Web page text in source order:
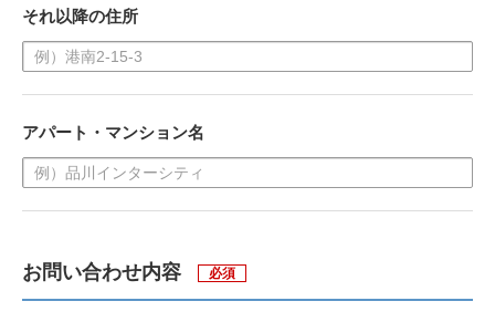
それ以降の住所
アパート・マンション名
お問い合わせ内容 必須